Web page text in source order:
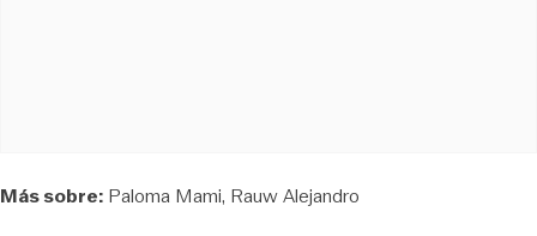
Más sobre: Paloma Mami Rauw Alejandro